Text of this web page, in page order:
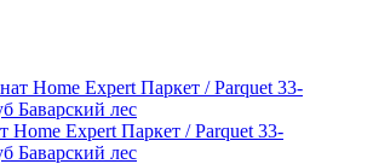
Home Expert Паркет / Parquet 33-
Баварский лес